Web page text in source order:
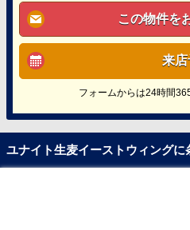
この物件を
来
フォームからは24時間
ユナイト生麦イーストウィングに